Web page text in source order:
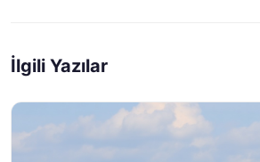
İlgili Yazılar